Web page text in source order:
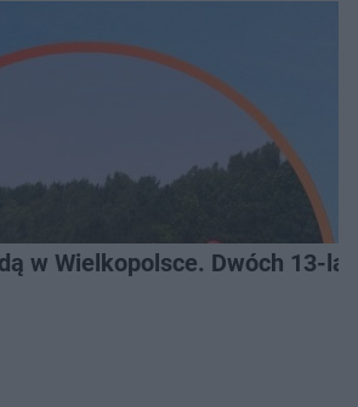
w Wielkopolsce. Dwóch 13-